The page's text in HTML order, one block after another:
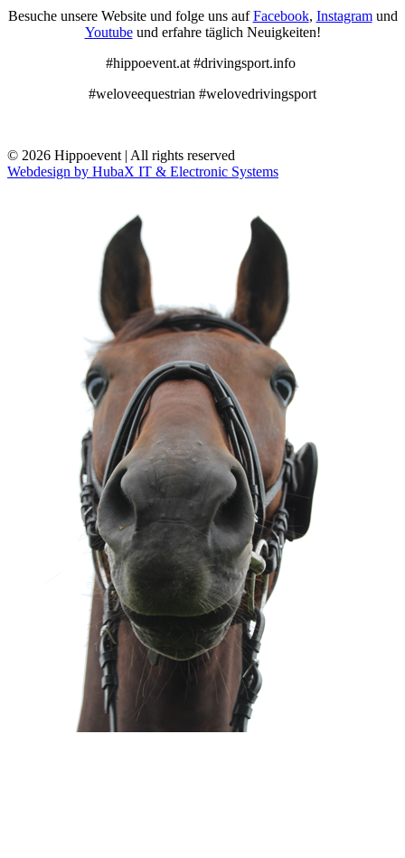
Besuche unsere Website und folge uns aufFacebook, Instagramund
Youtubeund erfahre täglich Neuigkeiten!
#hippoevent.at #drivingsport.info
#weloveequestrian #welovedrivingsport
© 2026 Hippoevent | All rights reserved
Webdesign by HubaX IT & Electronic Systems